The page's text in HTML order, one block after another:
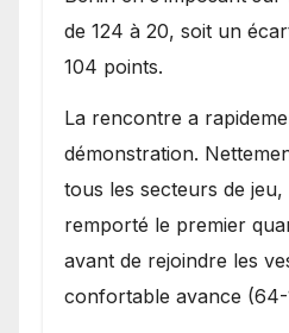
de 124 à 20, soit un
104 points.
La rencontre a
démonstration.
tous les secteurs de
remporté le premier
avant de rejoindre les
confortable avance (64-